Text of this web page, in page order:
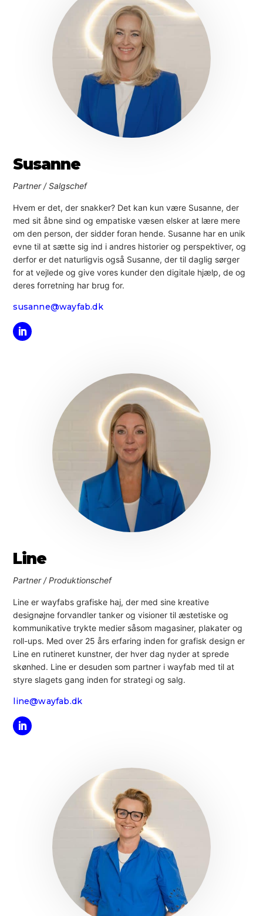
Susanne
Partner / Salgschef
Hvem er det, der snakker? Det kan kun være Susanne, der
med sit åbne sind og empatiske væsen elsker at lære mere
om den person, der sidder foran hende. Susanne har en unik
evne til at sætte sig ind i andres historier og perspektiver, og
derfor er det naturligvis også Susanne, der til daglig sørger
for at vejlede og give vores kunder den digitale hjælp, de og
deres forretning har brug for.
susanne@wayfab.dk
Line
Partner / Produktionschef
Line er wayfabs grafiske haj, der med sine kreative
designøjne forvandler tanker og visioner til æstetiske og
kommunikative trykte medier såsom magasiner, plakater og
roll-ups. Med over 25 års erfaring inden for grafisk design er
Line en rutineret kunstner, der hver dag nyder at sprede
skønhed. Line er desuden som partner i wayfab med til at
styre slagets gang inden for strategi og salg.
line@wayfab.dk